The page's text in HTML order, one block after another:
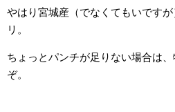
やはり宮城産（でなくてもいです
リ。
ちょっとパンチが足りない場合は
ぞ。